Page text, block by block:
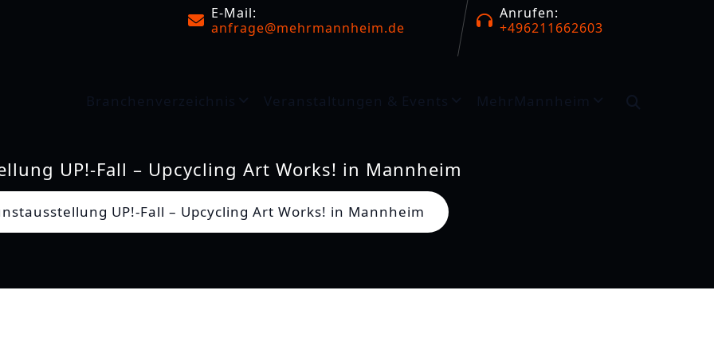
E-Mail:
anfrage@mehrmannheim.de
Anrufen:
+496211662603
Branchenverzeichnis Veranstaltungen & Events MehrMannheim
UP!-Fall – Upcycling Art Works! in Mannheim
UP!-Fall – Upcycling Art Works! in Mannheim